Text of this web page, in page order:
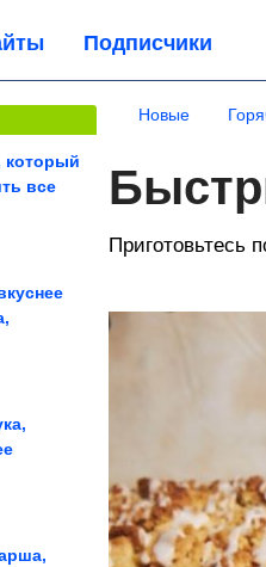
Подписчики
который
все
Новые
Приготовьтесь